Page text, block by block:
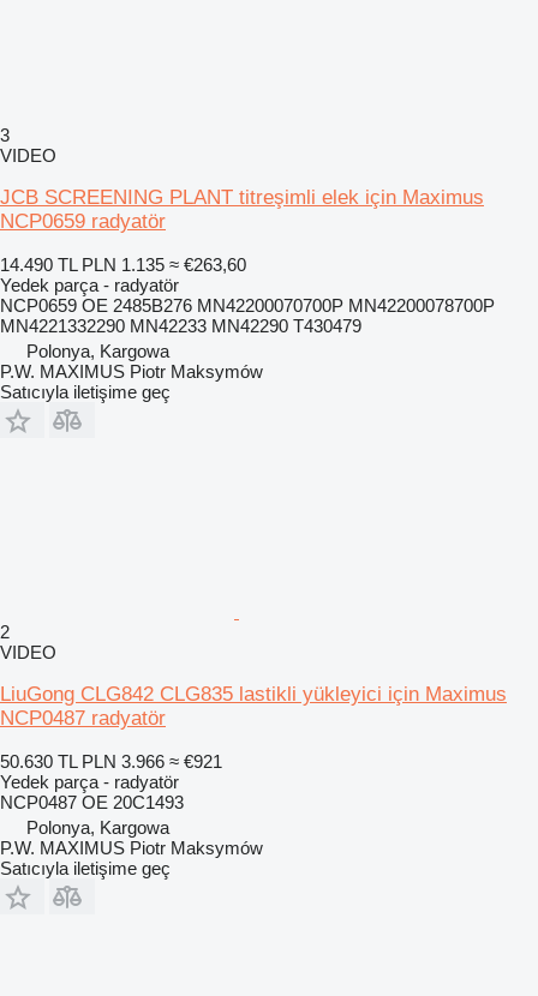
3
VIDEO
JCB SCREENING PLANT titreşimli elek için Maximus
NCP0659 radyatör
14.490 TL PLN 1.135 ≈ €263,60
Yedek parça - radyatör
NCP0659 OE 2485B276 MN42200070700P MN42200078700P
MN4221332290 MN42233 MN42290 T430479
Polonya, Kargowa
P.W. MAXIMUS Piotr Maksymów
Satıcıyla iletişime geç
2
VIDEO
LiuGong CLG842 CLG835 lastikli yükleyici için Maximus
NCP0487 radyatör
50.630 TL PLN 3.966 ≈ €921
Yedek parça - radyatör
NCP0487 OE 20C1493
Polonya, Kargowa
P.W. MAXIMUS Piotr Maksymów
Satıcıyla iletişime geç